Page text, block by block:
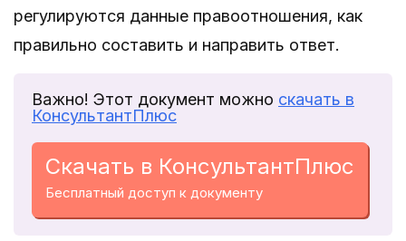
регулируются данные правоотношения, как
правильно составить и направить ответ.
Важно! Этот документ можно скачать в
КонсультантПлюс
Скачать в КонсультантПлюс
Бесплатный доступ к документу